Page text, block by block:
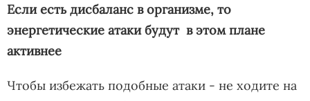
Если есть дисбаланс в организме, то
энергетические атаки будут в этом плане
активнее
Чтобы избежать подобные атаки - не ходите на